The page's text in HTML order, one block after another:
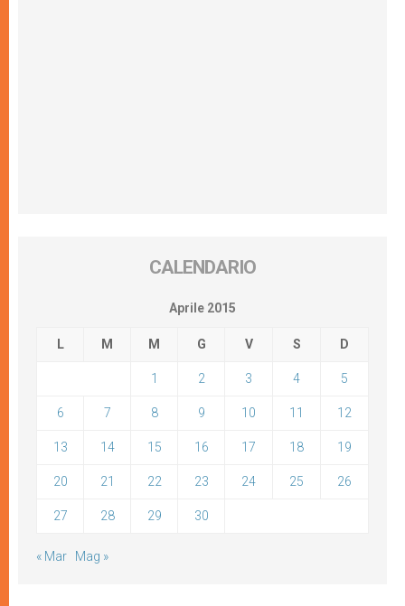
CALENDARIO
Aprile 2015
L M M G V S D
1 2 3 4 5
6 7 8 9 10 11 12
13 14 15 16 17 18 19
20 21 22 23 24 25 26
27 28 29 30
« Mar Mag »